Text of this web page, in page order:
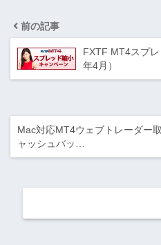
前の記事
FXTF MT4スプ
年4月）
Mac対応MT4ウェブトレーダー
ャッシュバッ…